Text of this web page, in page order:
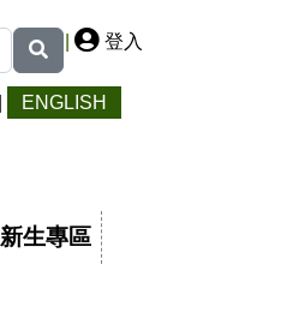
| 登入
ENGLISH
新生專區